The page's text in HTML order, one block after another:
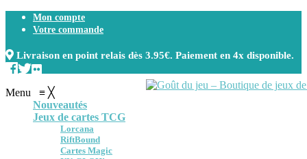
Mon compte
Votre commande
Livraison en point relais dès 3.95€. Paiement en 4x disponible.
Menu ≡ ╳
Nouveautés
Jeux de cartes TCG
Lorcana
RiftBound
Cartes Magic